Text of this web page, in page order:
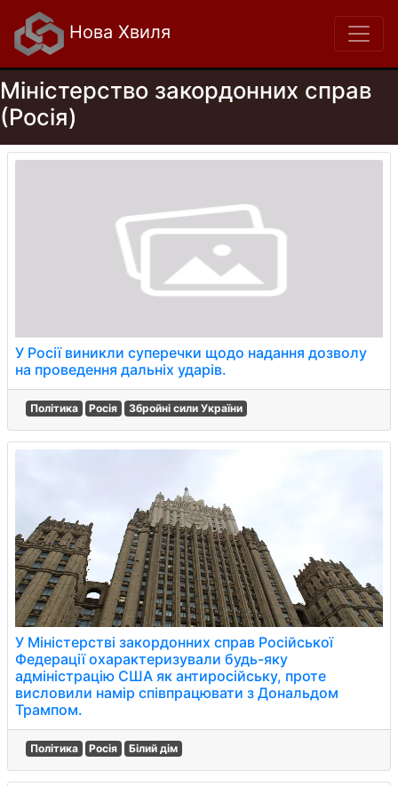
Нова Хвиля
Міністерство закордонних справ
(Росія)
У Росії виникли суперечки щодо надання дозволу
на проведення дальніх ударів.
Політика Росія Збройні сили України
У Міністерстві закордонних справ Російської
Федерації охарактеризували будь-яку
адміністрацію США як антиросійську, проте
висловили намір співпрацювати з Дональдом
Трампом.
Політика Росія Білий дім